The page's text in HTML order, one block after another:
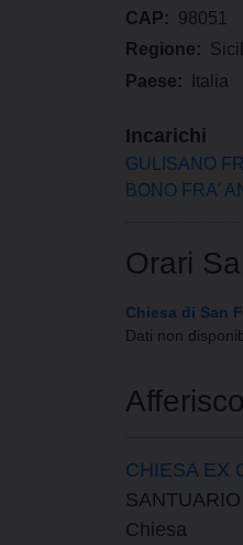
CAP: 98051
Regione:
Paese:
Italia
Incarichi
GULISANO
BONO FRA'
Orari
Chiesa di San
Dati non
CHIESA EX
Chiesa